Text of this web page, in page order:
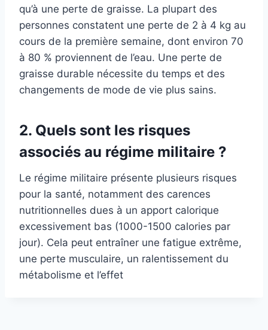
qu’à une perte de graisse. La plupart des
personnes constatent une perte de 2 à 4 kg au
cours de la première semaine, dont environ 70
à 80 % proviennent de l’eau. Une perte de
graisse durable nécessite du temps et des
changements de mode de vie plus sains.
2. Quels sont les risques
associés au régime militaire ?
Le régime militaire présente plusieurs risques
pour la santé, notamment des carences
nutritionnelles dues à un apport calorique
excessivement bas (1000-1500 calories par
jour). Cela peut entraîner une fatigue extrême,
une perte musculaire, un ralentissement du
métabolisme et l’effet